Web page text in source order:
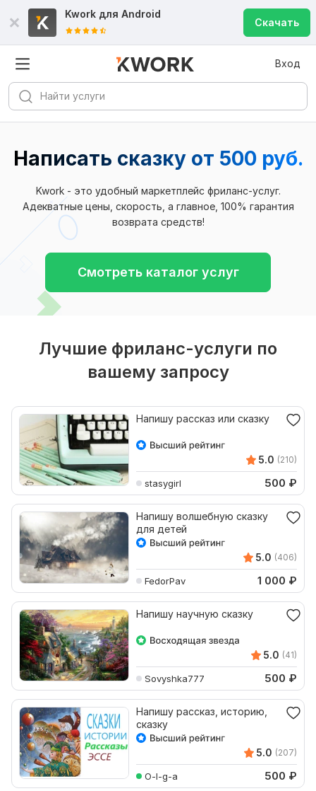
Kwork для Android
Скачать
Вход
Написать сказку от 500 руб.
Kwork - это удобный маркетплейс фриланс-услуг.
Адекватные цены, скорость, а главное, 100% гарантия
возврата средств!
Смотреть каталог услуг
Лучшие фриланс-услуги по
вашему запросу
Напишу рассказ или сказку
5.0 (210)
stasygirl 500 ₽
Напишу волшебную сказку
для детей
5.0 (406)
FedorPav 1 000 ₽
Напишу научную сказку
5.0 (41)
Sovyshka777 500 ₽
Напишу рассказ, историю,
сказку
5.0 (207)
O-l-g-a 500 ₽